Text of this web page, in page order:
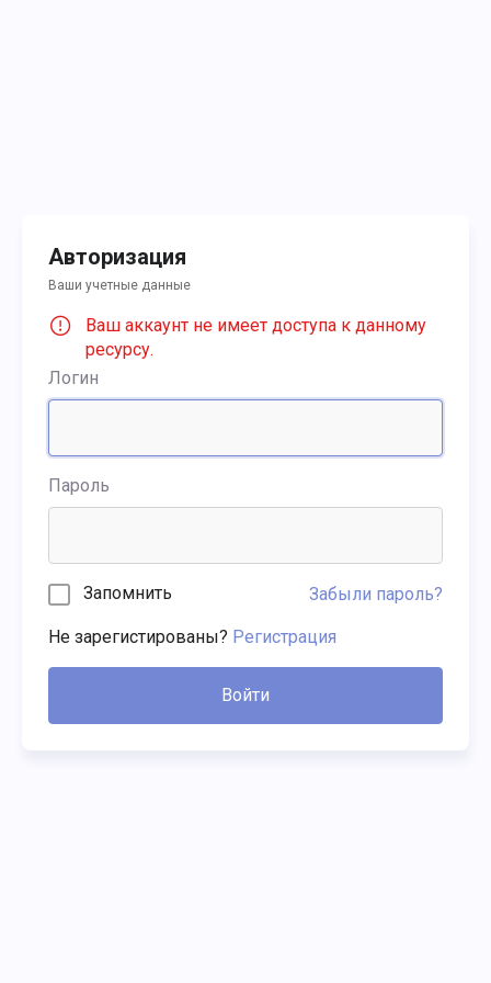
Авторизация
Ваши учетные данные
Ваш аккаунт не имеет доступа к данному
ресурсу.
Логин
Пароль
Запомнить Забыли пароль?
Не зарегистированы? Регистрация